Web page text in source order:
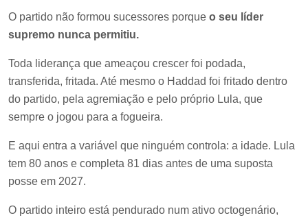
O partido não formou sucessores porque o seu líder
supremo nunca permitiu.
Toda liderança que ameaçou crescer foi podada,
transferida, fritada. Até mesmo o Haddad foi fritado dentro
do partido, pela agremiação e pelo próprio Lula, que
sempre o jogou para a fogueira.
E aqui entra a variável que ninguém controla: a idade. Lula
tem 80 anos e completa 81 dias antes de uma suposta
posse em 2027.
O partido inteiro está pendurado num ativo octogenário,